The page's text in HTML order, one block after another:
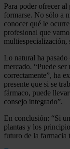
Para poder ofrecer
formarse. No sólo a
conocer qué le
profesional que
multiespecialización,
Lo natural ha
mercado. “Puede ser
correctamente”, ha
presente que si se
fármaco, puede
consejo integrado”.
En conclusión: “Si
plantas y los
futuro de la farmacia